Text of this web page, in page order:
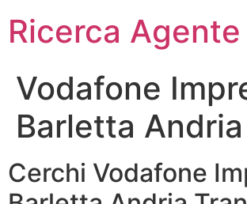
Ricerca Agente
Vodafone
Barletta
Cerchi Vodafone